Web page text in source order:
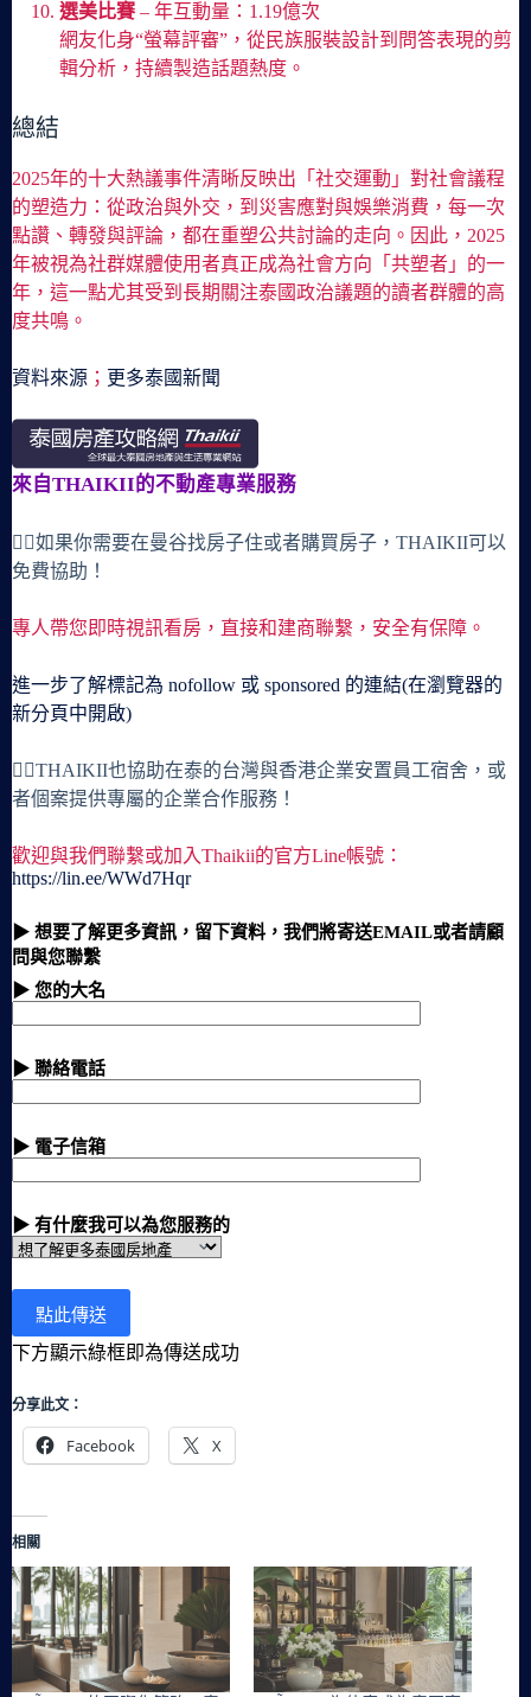
選美比賽 – 年互動量：1.19億次
網友化身“螢幕評審”，從民族服裝設計到問答表現的剪
輯分析，持續製造話題熱度。
總結
2025年的十大熱議事件清晰反映出「社交運動」對社會議程
的塑造力：從政治與外交，到災害應對與娛樂消費，每一次
點讚、轉發與評論，都在重塑公共討論的走向。因此，2025
年被視為社群媒體使用者真正成為社會方向「共塑者」的一
年，這一點尤其受到長期關注泰國政治議題的讀者群體的高
度共鳴。
資料來源 ； 更多泰國新聞
來自THAIKII的不動產專業服務
🙋‍♀️如果你需要在曼谷找房子住或者購買房子，THAIKII可以
免費協助！
專人帶您即時視訊看房，直接和建商聯繫，安全有保障。
進一步了解標記為 nofollow 或 sponsored 的連結(在瀏覽器的
新分頁中開啟)
🙋‍♀️THAIKII也協助在泰的台灣與香港企業安置員工宿舍，或
者個案提供專屬的企業合作服務！
歡迎與我們聯繫或加入Thaikii的官方Line帳號：
https://lin.ee/WWd7Hqr
▶ 想要了解更多資訊，留下資料，我們將寄送EMAIL或者請顧
問與您聯繫
▶ 您的大名
▶ 聯絡電話
▶ 電子信箱
▶ 有什麼我可以為您服務的
下方顯示綠框即為傳送成功
分享此文：
Facebook X
相關